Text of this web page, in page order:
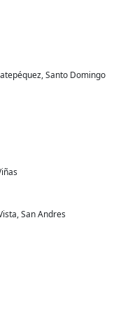
Santo Domingo
San Andres